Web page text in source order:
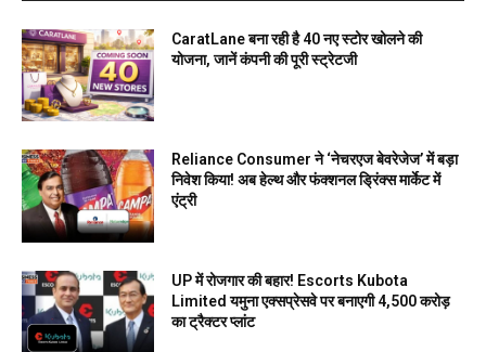
CaratLane बना रही है 40 नए स्टोर खोलने की
योजना, जानें कंपनी की पूरी स्ट्रेटजी
Reliance Consumer ने ‘नेचरएज बेवरेजेज’ में बड़ा
निवेश किया! अब हेल्थ और फंक्शनल ड्रिंक्स मार्केट में
एंट्री
UP में रोजगार की बहार! Escorts Kubota
Limited यमुना एक्सप्रेसवे पर बनाएगी 4,500 करोड़
का ट्रैक्टर प्लांट